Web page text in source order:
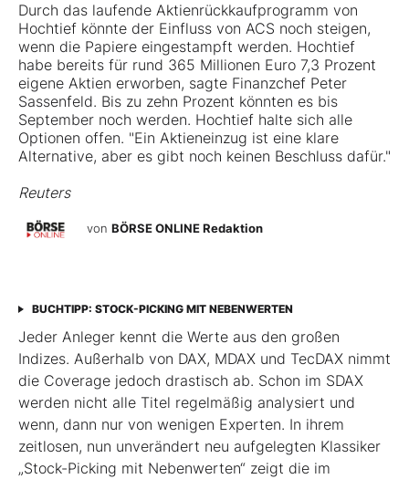
Durch das laufende Aktienrückkaufprogramm von
Hochtief könnte der Einfluss von ACS noch steigen,
wenn die Papiere eingestampft werden. Hochtief
habe bereits für rund 365 Millionen Euro 7,3 Prozent
eigene Aktien erworben, sagte Finanzchef Peter
Sassenfeld. Bis zu zehn Prozent könnten es bis
September noch werden. Hochtief halte sich alle
Optionen offen. "Ein Aktieneinzug ist eine klare
Alternative, aber es gibt noch keinen Beschluss dafür."
Reuters
von BÖRSE ONLINE Redaktion
BUCHTIPP: STOCK-PICKING MIT NEBENWERTEN
Jeder Anleger kennt die Werte aus den großen
Indizes. Außerhalb von DAX, MDAX und TecDAX nimmt
die Coverage jedoch drastisch ab. Schon im SDAX
werden nicht alle Titel regel­mäßig analysiert und
wenn, dann nur von wenigen Experten. In ihrem
zeitlosen, nun unverändert neu aufgelegten Klassiker
„Stock-Picking mit Nebenwerten“ zeigt die im